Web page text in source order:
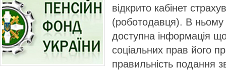
відкрито кабінет
(роботодавця). В
доступна інформація
соціальних прав його
правильність подання